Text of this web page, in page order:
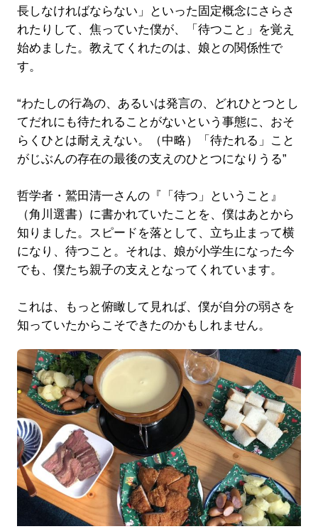
長しなければならない」といった固定概念にさらさ
れたりして、焦っていた僕が、「待つこと」を覚え
始めました。教えてくれたのは、娘との関係性で
す。
“わたしの行為の、あるいは発言の、どれひとつとし
てだれにも待たれることがないという事態に、おそ
らくひとは耐ええない。（中略）「待たれる」こと
がじぶんの存在の最後の支えのひとつになりうる”
哲学者・鷲田清一さんの『「待つ」ということ』
（角川選書）に書かれていたことを、僕はあとから
知りました。スピードを落として、立ち止まって横
になり、待つこと。それは、娘が小学生になった今
でも、僕たち親子の支えとなってくれています。
これは、もっと俯瞰して見れば、僕が自分の弱さを
知っていたからこそできたのかもしれません。